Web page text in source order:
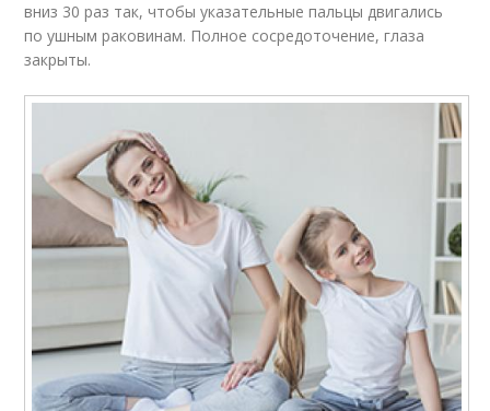
вниз 30 раз так, чтобы указательные пальцы двигались
по ушным раковинам. Полное сосредоточение, глаза
закрыты.